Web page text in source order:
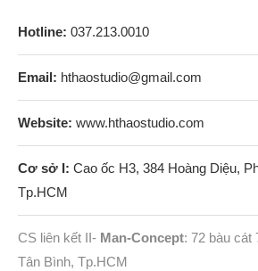
Hotline: 037.213.0010
Email: hthaostudio@gmail.com
Website: www.hthaostudio.com
Cơ sở I: Cao ốc H3, 384 Hoàng Diệu,
Tp.HCM
CS liên kết II- Man-Concept: 72 bàu cát
Tân Bình, Tp.HCM